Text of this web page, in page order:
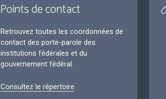
Points de contact
Retrouvez toutes les coordonnées de
contact des porte-parole des
institutions fédérales et du
gouvernement fédéral.
Consultez le répertoire